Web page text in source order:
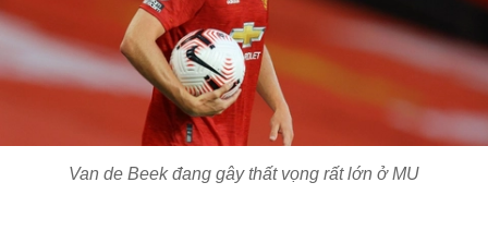
Van de Beek đang gây thất vọng rất lớn ở MU